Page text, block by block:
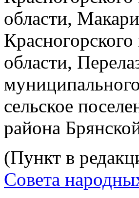
области,
области,
сельское
района
(Пункт в
Совета